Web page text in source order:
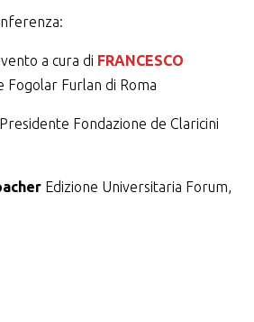
a cura di FRANCESCO
Fogolar Furlan di Roma
Presidente Fondazione de Claricini
Edizione Universitaria Forum,